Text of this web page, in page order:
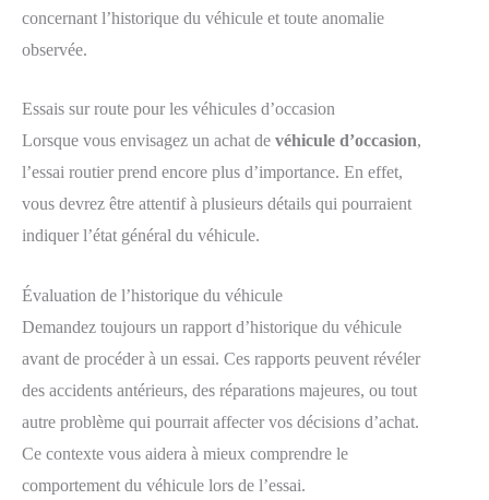
concernant l’historique du véhicule et toute anomalie
observée.
Essais sur route pour les véhicules d’occasion
Lorsque vous envisagez un achat de véhicule d’occasion,
l’essai routier prend encore plus d’importance. En effet,
vous devrez être attentif à plusieurs détails qui pourraient
indiquer l’état général du véhicule.
Évaluation de l’historique du véhicule
Demandez toujours un rapport d’historique du véhicule
avant de procéder à un essai. Ces rapports peuvent révéler
des accidents antérieurs, des réparations majeures, ou tout
autre problème qui pourrait affecter vos décisions d’achat.
Ce contexte vous aidera à mieux comprendre le
comportement du véhicule lors de l’essai.